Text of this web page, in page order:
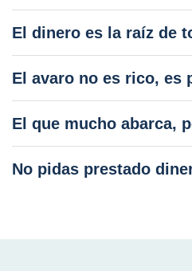
El dinero es la raíz de
El avaro no es rico, es
El que mucho abarca,
No pidas prestado